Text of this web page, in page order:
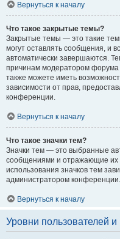
Вернуться к началу
Что такое закрытые темы?
Закрытые темы — это такие
могут оставлять сообщения, и
автоматически завершаются.
причинам модератором
также можете иметь
зависимости от прав,
конференции.
Вернуться к началу
Что такое значки тем?
Значки тем — это выбранные
сообщениями и отражающие их
использования значков тем
администратором конференции.
Вернуться к началу
Уровни пользователей и